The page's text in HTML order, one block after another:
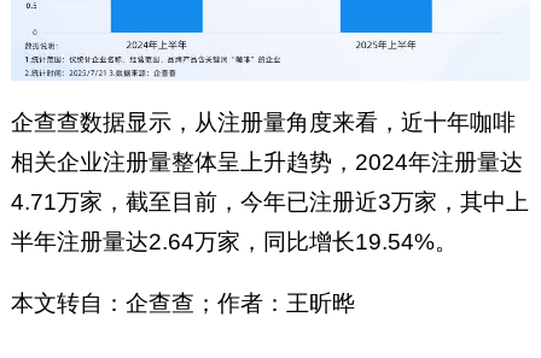
企查查数据显示，从注册量角度来看，近十年咖啡
相关企业注册量整体呈上升趋势，2024年注册量达
4.71万家，截至目前，今年已注册近3万家，其中上
半年注册量达2.64万家，同比增长19.54%。
本文转自：企查查；作者：王昕晔